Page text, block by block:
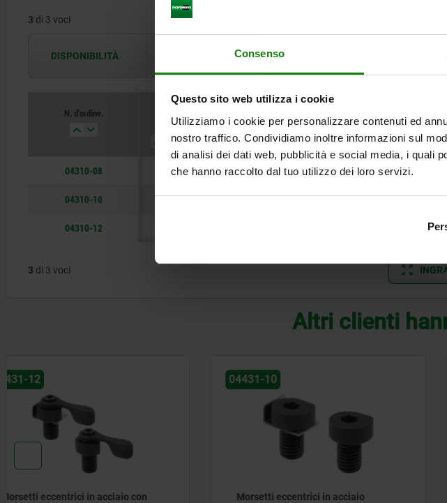
Consenso
Questo sito web utilizza i cookie
Utilizziamo i cookie per personalizzare contenuti ed
nostro traffico. Condividiamo inoltre informazioni sul
di analisi dei dati web, pubblicità e social media, i quali
che hanno raccolto dal tuo utilizzo dei loro servizi.
3 di 3 voci
DISPONIBILITÀ Le disponibilità vengono aggiornate più volte al giorno a intervalli regolari.
N. d’ordine.
L L1 B B1 H
04310-08 104±2 14,9 16 9 28,2
04310-10 10 123±2 18,6 20 12 34,8
04310-12
3 di 3 voci
Altri clienti
04431-10
Morsetti eccentrici in acciaio
04350
Morsetti a eccentrico con tensione